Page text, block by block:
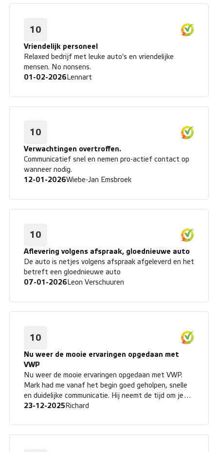
comfortabel in het dagelijks gebruik. Tot nu toe een
samen met VWP Shortlease en dat bevalt
verwacht: klantgericht, flexibel, ontzorgend en met
een persoonlijk karakter.
10
Vriendelijk personeel
Relaxed bedrijf met leuke auto's en vriendelijke
mensen. No nonsens.
01-02-2026 Lennart
10
Verwachtingen overtroffen.
Communicatief snel en nemen pro-actief contact op
wanneer nodig.
12-01-2026Wiebe-Jan Emsbroek
10
Aflevering volgens afspraak, gloednieuwe auto
De auto is netjes volgens afspraak afgeleverd en het
betreft een gloednieuwe auto
07-01-2026 Leon Verschuuren
10
Nu weer de mooie ervaringen opgedaan met
VWP
Nu weer de mooie ervaringen opgedaan met VWP.
Mark had me vanaf het begin goed geholpen, snelle
en duidelijke communicatie. Hij neemt de tijd om je
goed te ondersteunen. Mark heeft alle goed geregeld
Wat een geweldige service. De auto’s zijn perfect. Ik
geef VWP 2x5 sterren!!! Bedankt VWP. Super
23-12-2025 Richard